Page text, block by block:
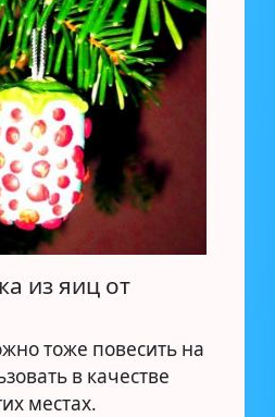
из яиц от
тоже повесить на
в качестве
местах.